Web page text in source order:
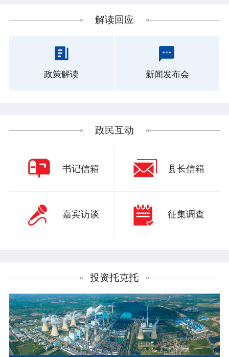
解读回应
政策解读 新闻发布会
政民互动
书记信箱 县长信箱
嘉宾访谈 征集调查
投资托克托